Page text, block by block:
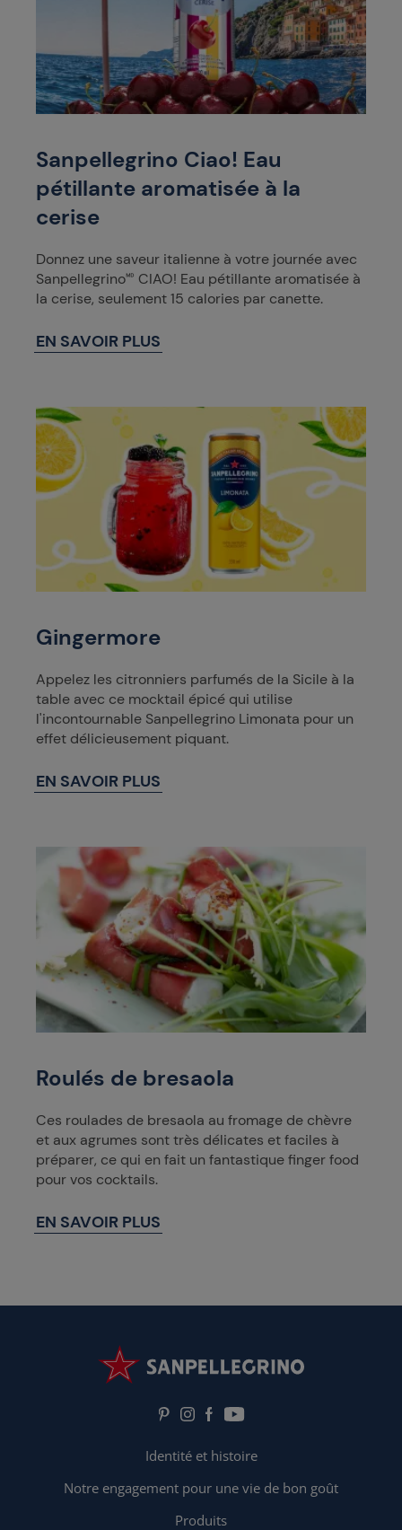
Sanpellegrino Ciao! Eau
pétillante aromatisée à la
cerise
Donnez une saveur italienne à votre journée avec
Sanpellegrino🅫 CIAO! Eau pétillante aromatisée à
la cerise, seulement 15 calories par canette.
EN SAVOIR PLUS
Gingermore
Appelez les citronniers parfumés de la Sicile à la
table avec ce mocktail épicé qui utilise
l'incontournable Sanpellegrino Limonata pour un
effet délicieusement piquant.
EN SAVOIR PLUS
Roulés de bresaola
Ces roulades de bresaola au fromage de chèvre
et aux agrumes sont très délicates et faciles à
préparer, ce qui en fait un fantastique finger food
pour vos cocktails.
EN SAVOIR PLUS
Identité et histoire
Notre engagement pour une vie de bon goût
Produits